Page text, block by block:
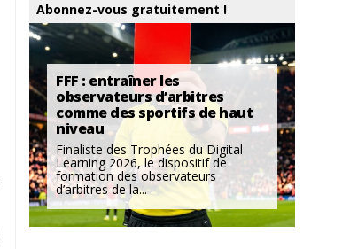
Abonnez-vous gratuitement !
FFF : entraîner les
observateurs d’arbitres
comme des sportifs de haut
niveau
Finaliste des Trophées du Digital
Learning 2026, le dispositif de
formation des observateurs
d’arbitres de la...